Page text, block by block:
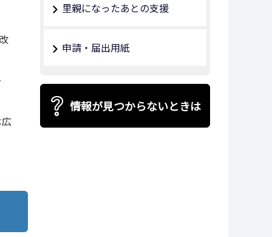
里親になったあとの支援
申請・届出用紙
情報が見つからないときは